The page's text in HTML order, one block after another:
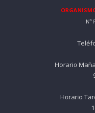
Nº
Horario
Horario